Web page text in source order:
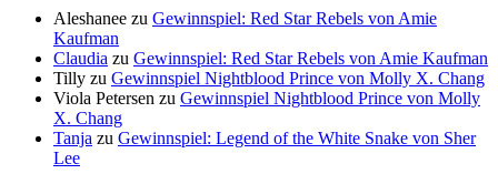
Aleshanee zu Gewinnspiel: Red Star Rebels von Amie
Kaufman
Claudia zu Gewinnspiel: Red Star Rebels von Amie Kaufman
Tilly zu Gewinnspiel Nightblood Prince von Molly X. Chang
Viola Petersen zu Gewinnspiel Nightblood Prince von Molly
X. Chang
Tanja zu Gewinnspiel: Legend of the White Snake von Sher
Lee